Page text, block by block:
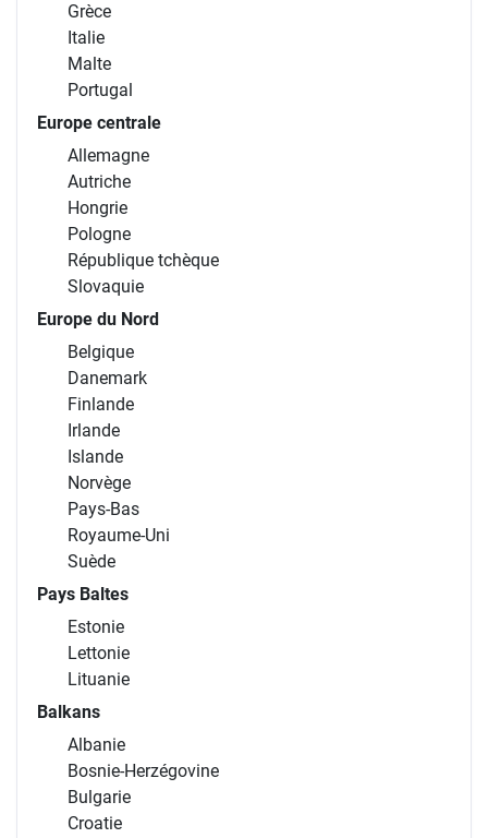
Grèce
Italie
Malte
Portugal
Europe centrale
Allemagne
Autriche
Hongrie
Pologne
République tchèque
Slovaquie
Europe du Nord
Belgique
Danemark
Finlande
Irlande
Islande
Norvège
Pays-Bas
Royaume-Uni
Suède
Pays Baltes
Estonie
Lettonie
Lituanie
Balkans
Albanie
Bosnie-Herzégovine
Bulgarie
Croatie